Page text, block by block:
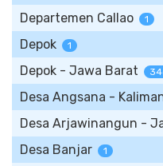
Departemen Callao 1
Depok 1
Depok - Jawa Barat
Desa Angsana -
Desa Arjawinangun -
Desa Banjar 1